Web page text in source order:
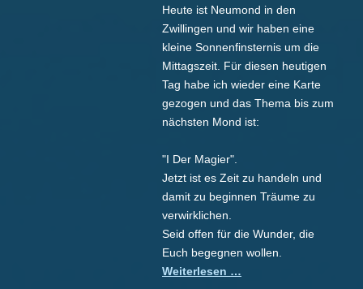
Heute ist Neumond in den
Zwillingen und wir haben eine
kleine Sonnenfinsternis um die
Mittagszeit. Für diesen heutigen
Tag habe ich wieder eine Karte
gezogen und das Thema bis zum
nächsten Mond ist:
"I Der Magier".
Jetzt ist es Zeit zu handeln und
damit zu beginnen Träume zu
verwirklichen.
Seid offen für die Wunder, die
Euch begegnen wollen.
Weiterlesen …